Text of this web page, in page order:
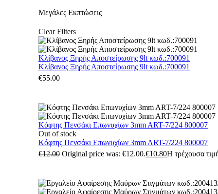
Μεγάλες Εκπτώσεις
Clear Filters
Κλίβανος Ξηρής Αποστείρωσης 9lt κωδ.:700091
Κλίβανος Ξηρής Αποστείρωσης 9lt κωδ.:700091
€55.00
Κόφτης Πενσάκι Επωνυχίων 3mm ART-7/224 800007
Out of stock
Κόφτης Πενσάκι Επωνυχίων 3mm ART-7/224 800007
€12.00 Original price was: €12.00.€10.80Η τρέχουσα